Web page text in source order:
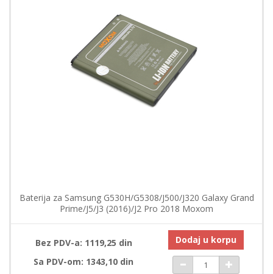
Baterija za Samsung G530H/G5308/J500/J320 Galaxy Grand
Prime/J5/J3 (2016)/J2 Pro 2018 Moxom
Bez PDV-a: 1119,25 din
Sa PDV-om: 1343,10 din
Dodaj u korpu